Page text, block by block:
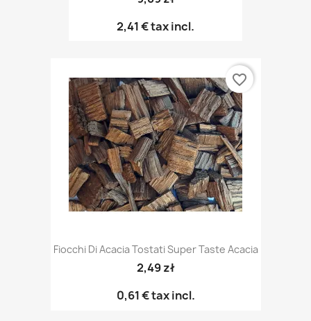
2,41 €tax incl.
Fiocchi Di Acacia Tostati Super Taste Acacia
2,49 zł
0,61 €tax incl.
favorite_border